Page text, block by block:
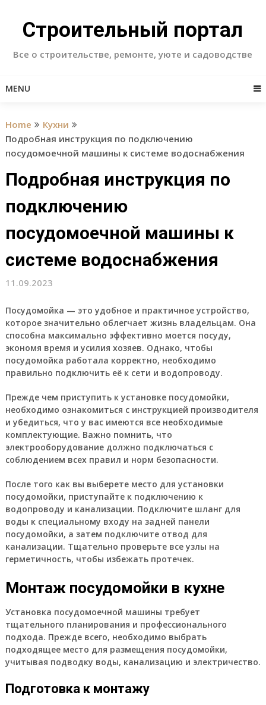
contentСтроительный портал
Все о строительстве, ремонте, уюте и садоводстве
MENU
Home
Кухни
Подробная инструкция по подключению
посудомоечной машины к системе водоснабжения
Подробная инструкция по
подключению
посудомоечной машины к
системе водоснабжения
11.09.2023
Посудомойка — это удобное и практичное устройство,
которое значительно облегчает жизнь владельцам. Она
способна максимально эффективно моется посуду,
экономя время и усилия хозяев. Однако, чтобы
посудомойка работала корректно, необходимо
правильно подключить её к сети и водопроводу.
Прежде чем приступить к установке посудомойки,
необходимо ознакомиться с инструкцией производителя
и убедиться, что у вас имеются все необходимые
комплектующие. Важно помнить, что
электрооборудование должно подключаться с
соблюдением всех правил и норм безопасности.
После того как вы выберете место для установки
посудомойки, приступайте к подключению к
водопроводу и канализации. Подключите шланг для
воды к специальному входу на задней панели
посудомойки, а затем подключите отвод для
канализации. Тщательно проверьте все узлы на
герметичность, чтобы избежать протечек.
Монтаж посудомойки в кухне
Установка посудомоечной машины требует
тщательного планирования и профессионального
подхода. Прежде всего, необходимо выбрать
подходящее место для размещения посудомойки,
учитывая подводку воды, канализацию и электричество.
Подготовка к монтажу